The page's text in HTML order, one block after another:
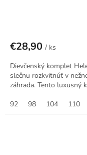
€28,90 / ks
Dievčenský komplet
slečnu rozkvitnúť v
záhrada. Tento luxusný
92
98 104 110